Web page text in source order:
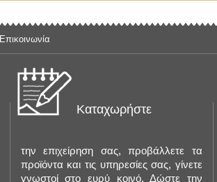
Επικοινωνία
Καταχωρήστε
την επιχείρηση σας, προβάλλετε τα
προϊόντα και τις υπηρεσίες σας, γίνετε
γνωστοί στο ευρύ κοινό. Δώστε την